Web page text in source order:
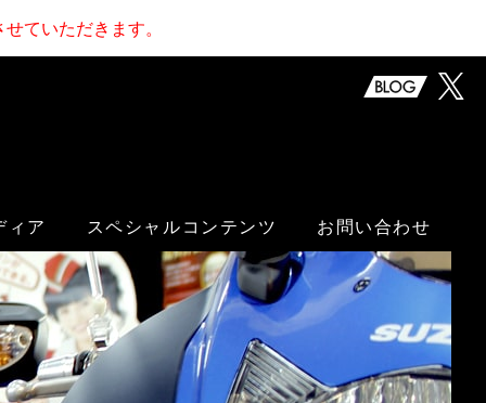
ていただきます。
ィア スペシャルコンテンツ お問い合わせ